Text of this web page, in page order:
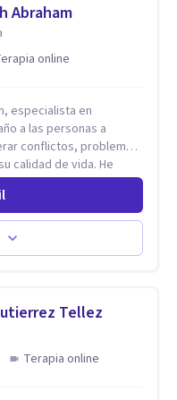
Abraham
online
especialista en
a las personas a
conflictos, problemas
calidad de vida. He
como el Hospital
MENDAO, San
y el Centro de
privilegio de colaborar
y Xochimilco, lo que
Tellez
Terapia online